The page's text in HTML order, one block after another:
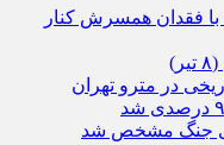
فقدان همسرش کنار
در مترو تهران
جنگ مشخص شد